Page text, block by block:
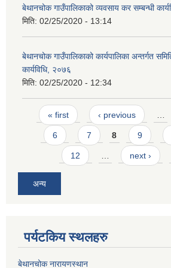
बेथानचोक गाउँपालिकाको व्यवसाय कर सम्बन्धी
मिति: 02/25/2020 - 13:14
बेथानचोक गाउँपालिकाको कार्यपालिका अन्तर्गत
कार्यविधि, २०७६
मिति: 02/25/2020 - 12:34
Pages
« first ‹ previous …
6 7 8 9
12 … next ›
अन्य
पर्यटकिय स्थलहरु
बेथानचोक नारायणस्थान